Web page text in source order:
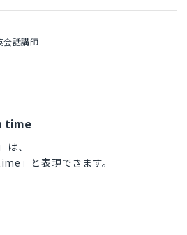
会話講師
time
、
」と表現できます。